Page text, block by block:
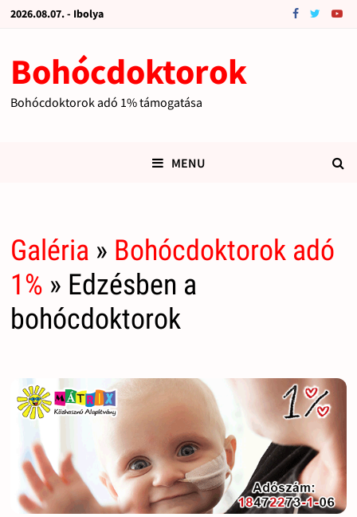
2026.08.07. - Ibolya
Bohócdoktorok
Bohócdoktorok adó 1% támogatása
MENU
Galéria » Bohócdoktorok adó
1% » Edzésben a
bohócdoktorok